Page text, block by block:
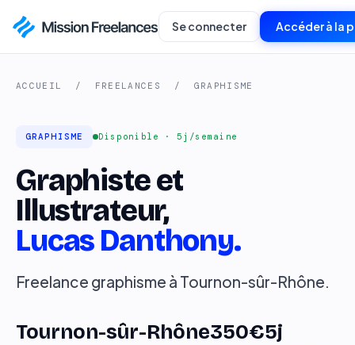
Se connecter Accéder à la
ACCUEIL / FREELANCES / GRAPHISME
GRAPHISME Disponible · 5j/semaine
Graphiste et
Illustrateur,
Lucas Danthony.
Freelance graphisme à Tournon-sûr-Rhône.
Tournon-sûr-Rhône350€5j